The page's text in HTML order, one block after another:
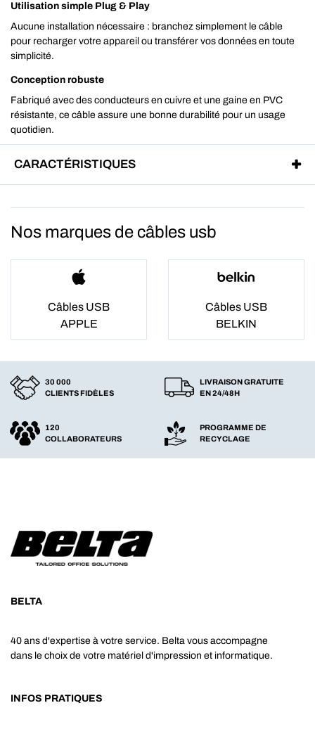
Utilisation simple Plug & Play
Aucune installation nécessaire : branchez simplement le câble
pour recharger votre appareil ou transférer vos données en toute
simplicité.
Conception robuste
Fabriqué avec des conducteurs en cuivre et une gaine en PVC
résistante, ce câble assure une bonne durabilité pour un usage
quotidien.
CARACTÉRISTIQUES
Nos marques de câbles usb
Câbles USB
APPLE
Câbles USB
BELKIN
30 000
CLIENTS FIDÈLES
LIVRAISON GRATUITE
EN 24/48H
120
COLLABORATEURS
PROGRAMME DE
RECYCLAGE
BELTA
40 ans d'expertise à votre service. Belta vous accompagne
dans le choix de votre matériel d'impression et informatique.
INFOS PRATIQUES